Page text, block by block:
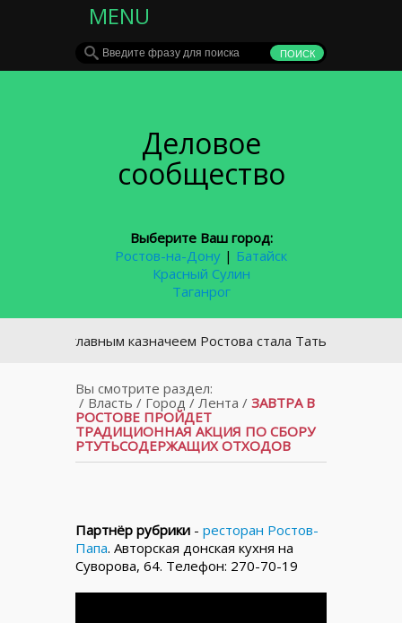
MENU
Деловое
сообщество
Выберите Ваш город:
Ростов-на-Дону | Батайск
Красный Сулин
Таганрог
главным казначеем Ростова стала Татьяна Асатрян
Вы смотрите раздел:
/ Власть / Город / Лента / ЗАВТРА В
РОСТОВЕ ПРОЙДЕТ
ТРАДИЦИОННАЯ АКЦИЯ ПО СБОРУ
РТУТЬСОДЕРЖАЩИХ ОТХОДОВ
Партнёр рубрики - ресторан Ростов-
Папа. Авторская донская кухня на
Суворова, 64. Телефон: 270-70-19